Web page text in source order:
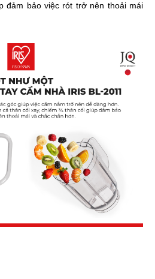
đảm bảo việc rót trở nên thoải mái